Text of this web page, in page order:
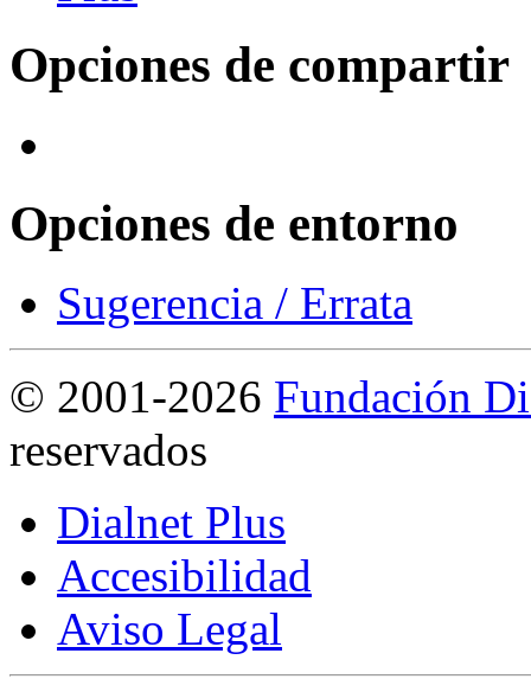
Opciones de compartir
Opciones de entorno
Sugerencia / Errata
© 2001-2026 Fundación
reservados
Dialnet Plus
Accesibilidad
Aviso Legal